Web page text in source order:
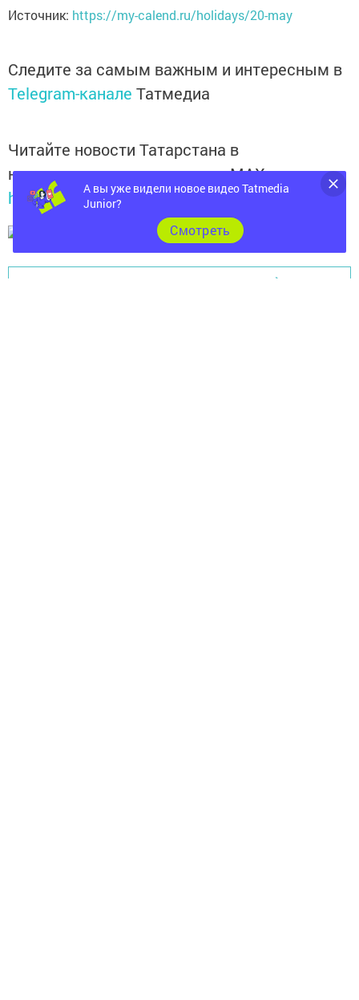
Источник: https://my-calend.ru/holidays/20-may
Следите за самым важным и интересным в
Telegram-канале Татмедиа
Читайте новости Татарстана в
национальном мессенджере MАХ:
https://max.ru/tatmedia
А вы уже видели новое видео Tatmedia
Junior?
Cмотреть